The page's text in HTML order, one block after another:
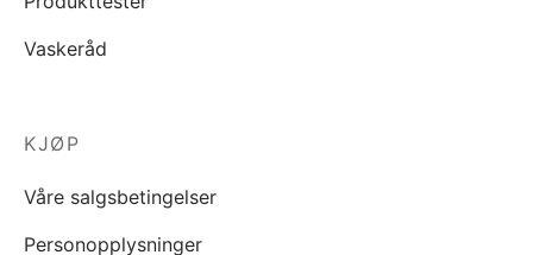
Vaskeråd
KJØP
Våre salgsbetingelser
Personopplysninger